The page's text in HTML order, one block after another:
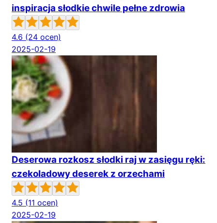
inspiracja słodkie chwile pełne zdrowia
4.6 (24 ocen)
2025-02-19
Deserowa rozkosz słodki raj w zasięgu ręki:
czekoladowy deserek z orzechami
4.5 (11 ocen)
2025-02-19